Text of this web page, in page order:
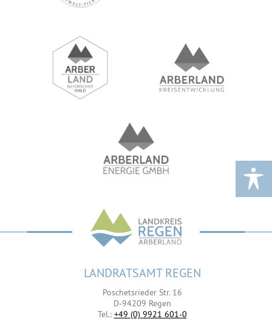
LANDRATSAMT REGEN
Poschetsrieder Str. 16
D-94209 Regen
Tel.: +49 (0) 9921 601-0